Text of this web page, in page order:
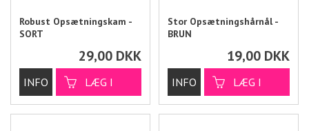
Robust Opsætningskam -
SORT
29,00 DKK
Stor Opsætningshårnål -
BRUN
19,00 DKK